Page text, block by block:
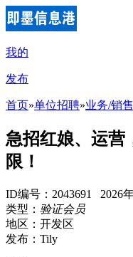
我的
发布
首页»单位招聘»业务/销售
急招红娘、运营
限！
ID编号：2043691 2026
类型： 验证会员
地区：开发区
发布：Tily